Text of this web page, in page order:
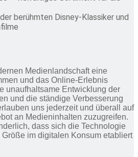
berühmten Disney-Klassiker und
Medienlandschaft eine
und das Online-Erlebnis
unaufhaltsame Entwicklung der
und die ständige Verbesserung
uns jederzeit und überall auf
an Medieninhalten zuzugreifen.
dass sich die Technologie
im digitalen Konsum etabliert